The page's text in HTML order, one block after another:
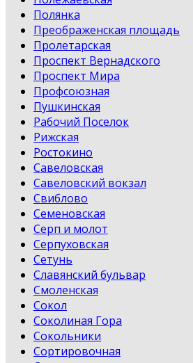
Полянка
Преображенская площадь
Пролетарская
Проспект Вернадского
Проспект Мира
Профсоюзная
Пушкинская
Рабочий Поселок
Рижская
Ростокино
Савеловская
Савеловский вокзал
Свиблово
Семеновская
Серп и молот
Серпуховская
Сетунь
Славянский бульвар
Смоленская
Сокол
Соколиная Гора
Сокольники
Сортировочная